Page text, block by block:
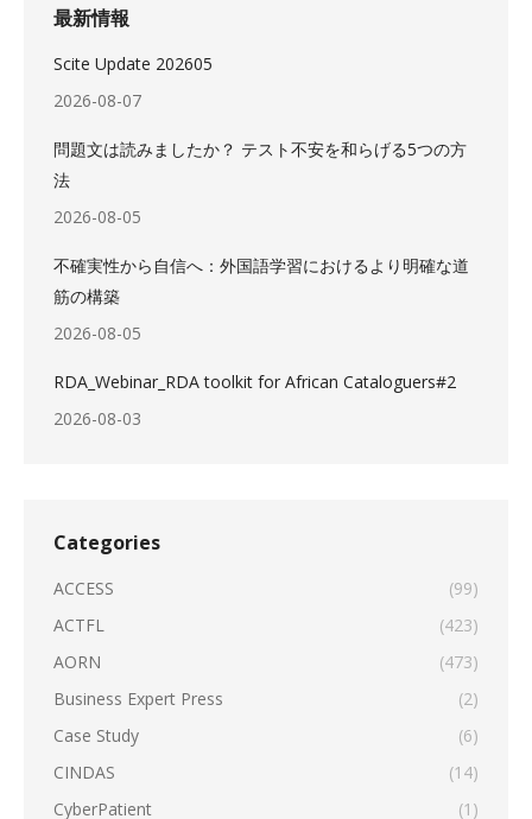
最新情報
Scite Update 202605
2026-08-07
問題文は読みましたか？ テスト不安を和らげる5つの方
法
2026-08-05
不確実性から自信へ：外国語学習におけるより明確な道
筋の構築
2026-08-05
RDA_Webinar_RDA toolkit for African Cataloguers#2
2026-08-03
Categories
ACCESS
(99)
ACTFL
(423)
AORN
(473)
Business Expert Press
(2)
Case Study
(6)
CINDAS
(14)
CyberPatient
(1)